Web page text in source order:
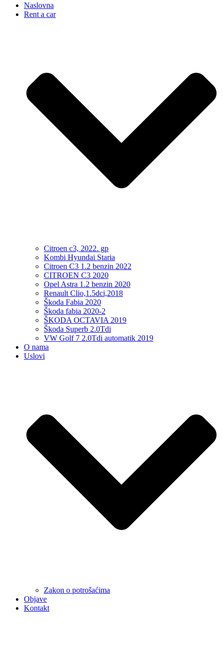
Naslovna
Rent a car
Citroen c3, 2022. gp
Kombi Hyundai Staria
Citroen C3 1.2 benzin 2022
CITROEN C3 2020
Opel Astra 1.2 benzin 2020
Renault Clio,1.5dci,2018
Škoda Fabia 2020
Škoda fabia 2020-2
ŠKODA OCTAVIA 2019
Škoda Superb 2.0Tdi
VW Golf 7 2.0Tdi automatik 2019
O nama
Uslovi
Zakon o potrošaćima
Objave
Kontakt